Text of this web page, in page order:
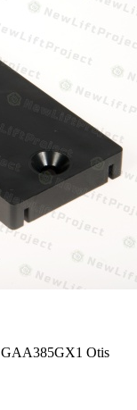
Otis